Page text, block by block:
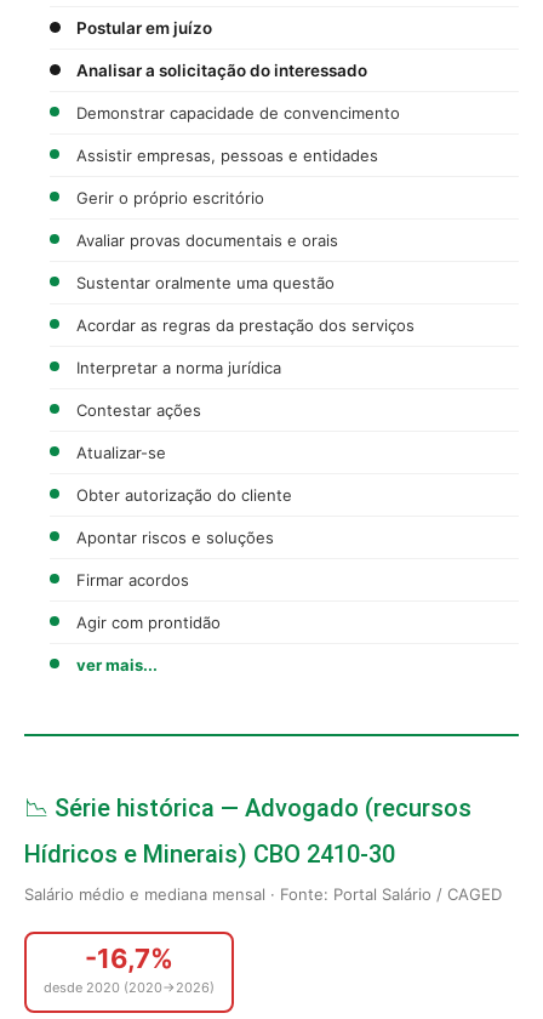
Postular em juízo
Analisar a solicitação do interessado
Demonstrar capacidade de convencimento
Assistir empresas, pessoas e entidades
Gerir o próprio escritório
Avaliar provas documentais e orais
Sustentar oralmente uma questão
Acordar as regras da prestação dos serviços
Interpretar a norma jurídica
Contestar ações
Atualizar-se
Obter autorização do cliente
Apontar riscos e soluções
Firmar acordos
Agir com prontidão
ver mais...
📉 Série histórica — Advogado (recursos
Hídricos e Minerais) CBO 2410-30
Salário médio e mediana mensal · Fonte: Portal Salário / CAGED
-16,7%
desde 2020 (2020→2026)